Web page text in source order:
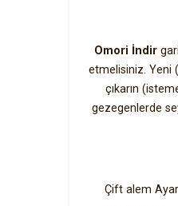
Omori İndir
etmelisiniz. Yeni
çıkarın
gezegenlerde
Çift alem